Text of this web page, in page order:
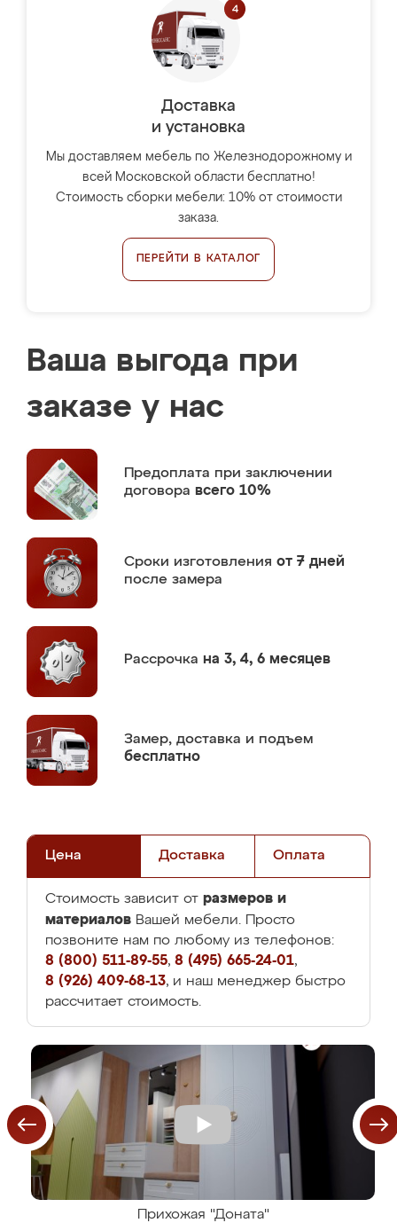
Доставка
и установка
Мы доставляем мебель по Железнодорожному и
всей Московской области бесплатно!
Стоимость сборки мебели: 10% от стоимости
заказа.
ПЕРЕЙТИ В КАТАЛОГ
Ваша выгода при
заказе у нас
Предоплата при заключении
договора всего 10%
Сроки изготовления от 7 дней
после замера
Рассрочка на 3, 4, 6 месяцев
Замер, доставка и подъем
бесплатно
Цена Доставка Оплата
Стоимость зависит от размеров и
материалов Вашей мебели. Просто
позвоните нам по любому из телефонов:
8 (800) 511-89-55, 8 (495) 665-24-01,
8 (926) 409-68-13, и наш менеджер быстро
рассчитает стоимость.
Прихожая "Доната"